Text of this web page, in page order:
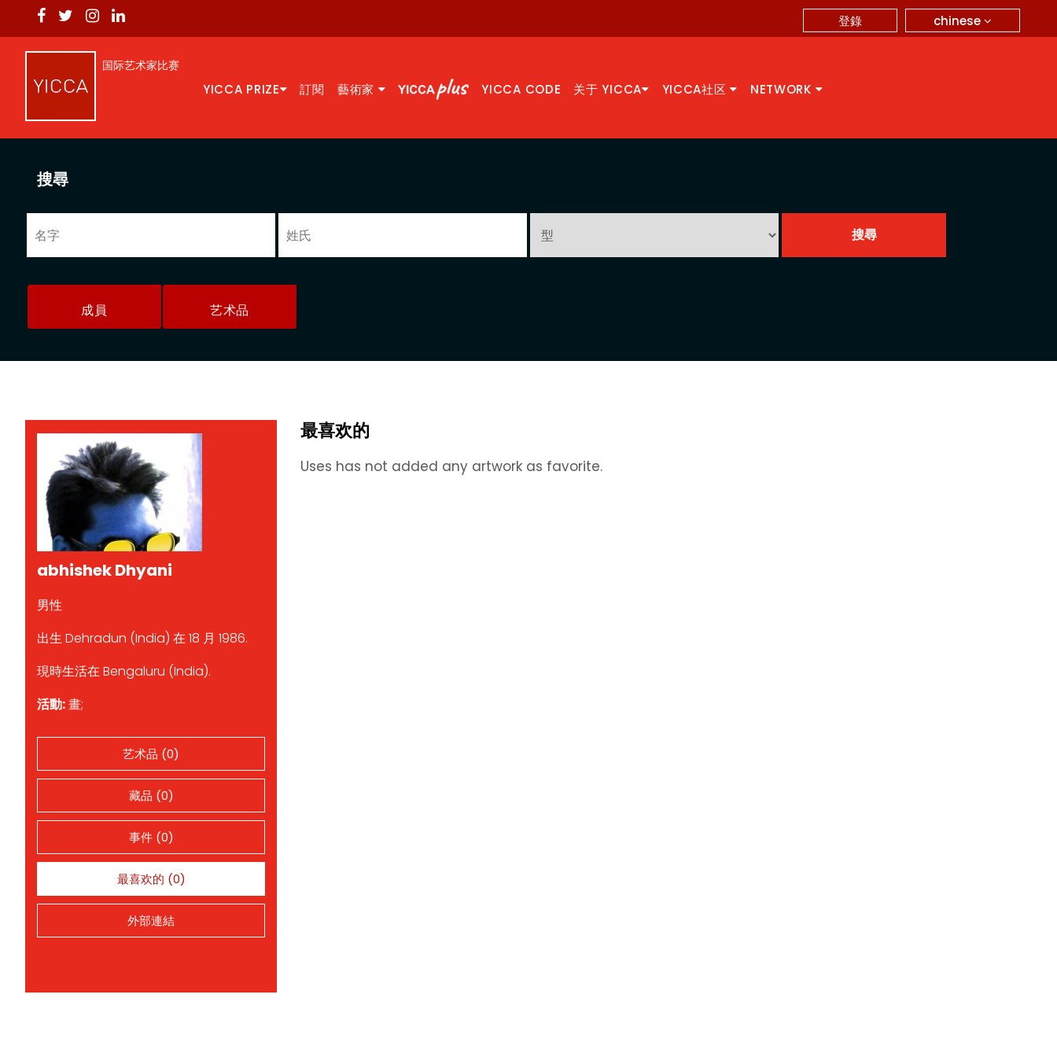
chinese
登錄
国际艺术家比赛
YICCA PRIZE 訂閱 藝術家 YICCA CODE 关于 YICCA YICCA社区 NETWORK
搜尋
成員 艺术品
abhishek Dhyani
男性
出生 Dehradun (India) 在 18 月 1986.
現時生活在 Bengaluru (India).
活動:畫;
艺术品 (0)
藏品 (0)
事件 (0)
最喜欢的 (0)
外部連結
最喜欢的
Uses has not added any artwork as favorite.